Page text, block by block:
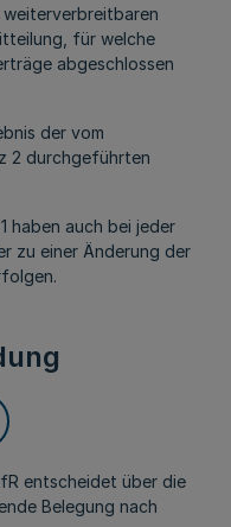
für welche
abgeschlossen
der vom
2 durchgeführten
haben auch bei jeder
zu einer Änderung der
entscheidet über die
Belegung nach